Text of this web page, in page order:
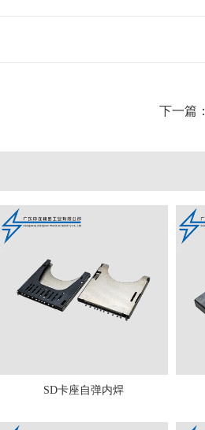
下一篇：
SD卡座自弹内焊